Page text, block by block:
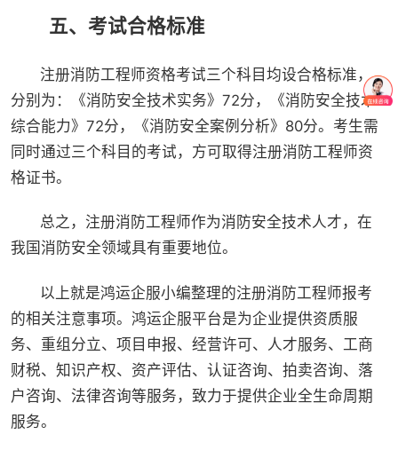
五、考试合格标准
注册消防工程师资格考试三个科目均设合格标准，
分别为：《消防安全技术实务》72分，《消防安全技术
综合能力》72分，《消防安全案例分析》80分。考生需
同时通过三个科目的考试，方可取得注册消防工程师资
格证书。
总之，注册消防工程师作为消防安全技术人才，在
我国消防安全领域具有重要地位。
以上就是鸿运企服小编整理的注册消防工程师报考
的相关注意事项。鸿运企服平台是为企业提供资质服
务、重组分立、项目申报、经营许可、人才服务、工商
财税、知识产权、资产评估、认证咨询、拍卖咨询、落
户咨询、法律咨询等服务，致力于提供企业全生命周期
服务。